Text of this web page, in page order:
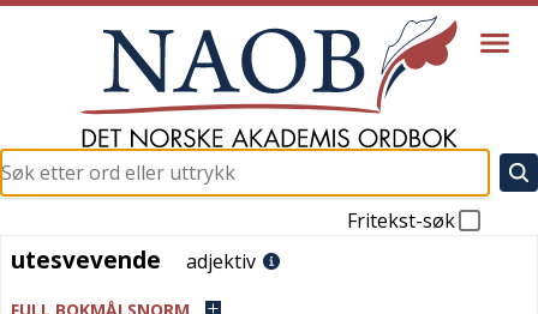
Fritekst-søk
utesvevende
utesvevende adjektiv